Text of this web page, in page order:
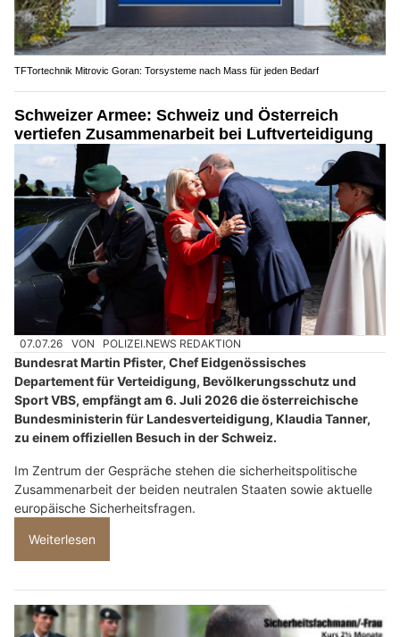
TFTortechnik Mitrovic Goran: Torsysteme nach Mass für jeden Bedarf
Schweizer Armee: Schweiz und Österreich
vertiefen Zusammenarbeit bei Luftverteidigung
07.07.26 VON POLIZEI.NEWS REDAKTION
Bundesrat Martin Pfister, Chef Eidgenössisches
Departement für Verteidigung, Bevölkerungsschutz und
Sport VBS, empfängt am 6. Juli 2026 die österreichische
Bundesministerin für Landesverteidigung, Klaudia Tanner,
zu einem offiziellen Besuch in der Schweiz.
Im Zentrum der Gespräche stehen die sicherheitspolitische
Zusammenarbeit der beiden neutralen Staaten sowie aktuelle
europäische Sicherheitsfragen.
Weiterlesen